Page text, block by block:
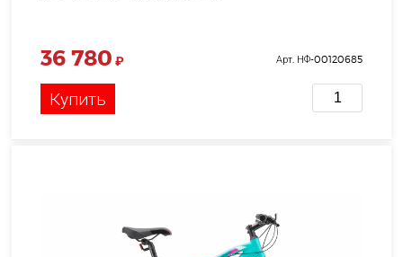
36 780 ₽ Арт. НФ-00120685
Купить